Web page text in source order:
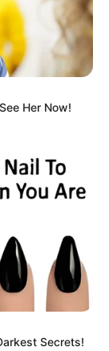
Her Now!
Secrets!